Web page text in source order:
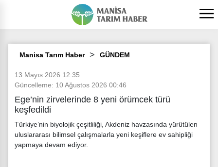
Manisa Tarım Haber GÜNDEM
13 Mayıs 2026 12:35
Güncelleme: 10 Ağustos 2026 00:46
Ege’nin zirvelerinde 8 yeni örümcek türü
keşfedildi
Türkiye’nin biyolojik çeşitliliği, Akdeniz havzasında yürütülen
uluslararası bilimsel çalışmalarla yeni keşiflere ev sahipliği
yapmaya devam ediyor.